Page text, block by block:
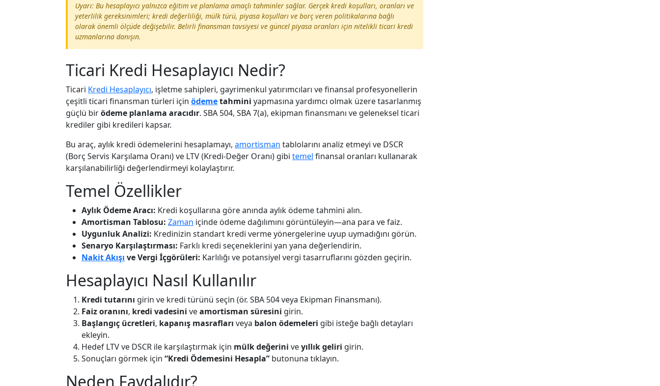
Uyarı: Bu hesaplayıcı yalnızca eğitim ve planlama amaçlı tahminler sağlar. Gerçek kredi koşulları, oranları ve
yeterlilik gereksinimleri; kredi değerliliği, mülk türü, piyasa koşulları ve borç veren politikalarına bağlı
olarak önemli ölçüde değişebilir. Belirli finansman tavsiyesi ve güncel piyasa oranları için nitelikli ticari kredi
uzmanlarına danışın.
Ticari Kredi Hesaplayıcı Nedir?
Ticari Kredi Hesaplayıcı, işletme sahipleri, gayrimenkul yatırımcıları ve finansal profesyonellerin
çeşitli ticari finansman türleri için ödemetahmini yapmasına yardımcı olmak üzere tasarlanmış
güçlü birödeme planlama aracıdır. SBA 504, SBA 7(a), ekipman finansmanı ve geleneksel ticari
krediler gibi kredileri kapsar.
Bu araç, aylık kredi ödemelerini hesaplamayı, amortisman tablolarını analiz etmeyi ve DSCR
(Borç Servis Karşılama Oranı) ve LTV (Kredi-Değer Oranı) gibi temel finansal oranları kullanarak
karşılanabilirliği değerlendirmeyi kolaylaştırır.
Temel Özellikler
Aylık Ödeme Aracı: Kredi koşullarına göre anında aylık ödeme tahmini alın.
Amortisman Tablosu: Zaman içinde ödeme dağılımını görüntüleyin—ana para ve faiz.
Uygunluk Analizi: Kredinizin standart kredi verme yönergelerine uyup uymadığını görün.
Senaryo Karşılaştırması: Farklı kredi seçeneklerini yan yana değerlendirin.
Nakit Akışı ve Vergi İçgörüleri: Karlılığı ve potansiyel vergi tasarruflarını gözden geçirin.
Hesaplayıcı Nasıl Kullanılır
Kredi tutarını girin ve kredi türünü seçin (ör. SBA 504 veya Ekipman Finansmanı).
Faiz oranını, kredi vadesini veamortisman süresini girin.
Başlangıç ücretleri, kapanış masrafları veya balon ödemeleri gibi isteğe bağlı detayları
ekleyin.
Hedef LTV ve DSCR ile karşılaştırmak için mülk değerini veyıllık geliri girin.
Sonuçları görmek için “Kredi Ödemesini Hesapla” butonuna tıklayın.
Neden Faydalıdır?